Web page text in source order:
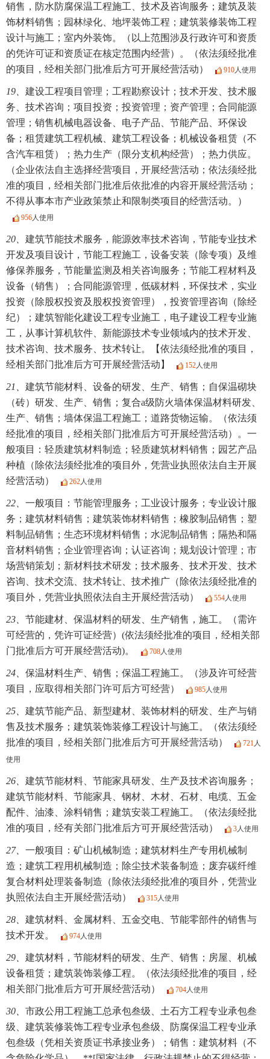
销售，防水防腐保温工程施工、技术及咨询服务；建筑及装
饰材料销售；园林绿化、地坪装饰工程；建筑装修装饰工程
设计与施工；室内外装饰。（以上范围涉及行政许可和资质
的凭许可证和资质证在核定范围内经营）。（依法须经批准
的项目，经相关部门批准后方可开展经营活动）
910 人使用
19、 建设工程项目管理；工程勘察设计；技术开发、技术服
务、技术咨询；项目投资；投资管理；资产管理；合同能源
管理；销售机械电器设备、电子产品、节能产品、环保设
备；租赁建筑工程机械、建筑工程设备；机械设备租赁（不
含汽车租赁）；热力生产（限分支机构经营）；热力供应。
（企业依法自主选择经营项目，开展经营活动；依法须经批
准的项目，经相关部门批准后依批准的内容开展经营活动；
不得从事本市产业政策禁止和限制类项目的经营活动。）
956 人使用
20、 建筑节能技术服务，能源效率技术咨询，节能专业技术
开发及项目设计，节能工程施工，设备安装（除专项）及维
修保养服务，节能量监测及相关咨询服务；节能工程材料及
设备（销售）；合同能源管理，低碳材料，环保技术，实业
投资（除股权投资及股权投资管理），投资管理咨询（除经
纪）；建筑智能化建设工程专业施工，电子建设工程专业施
工，从事计算机软件、新能源技术专业领域内的技术开发、
技术咨询、技术服务、技术转让。【依法须经批准的项目，
经相关部门批准后方可开展经营活动】
152 人使用
21、 建筑节能材料、设备的研发、生产、销售；自保温砌块
（砖）研发、生产、销售；复合a级防火墙体保温材料研发、
生产、销售；墙体保温工程施工；道路货物运输。（依法须
经批准的项目，经相关部门批准后方可开展经营活动）。一
般项目：轻质建筑材料制造；轻质建筑材料销售；园艺产品
种植（除依法须经批准的项目外，凭营业执照依法自主开展
经营活动）
262 人使用
22、 一般项目：节能管理服务；工业设计服务；专业设计服
务；建筑材料销售；建筑装饰材料销售；橡胶制品销售；塑
料制品销售；生态环境材料销售；水泥制品销售；隔热和隔
音材料销售；企业管理咨询；认证咨询；规划设计管理；市
场营销策划；新材料技术研发；技术服务、技术开发、技术
咨询、技术交流、技术转让、技术推广（除依法须经批准的
项目外，凭营业执照依法自主开展经营活动）
554 人使用
23、 节能建材、保温材料的研发、生产销售，施工。（需许
可经营的，凭许可证经营）(依法须经批准的项目，经相关部
门批准后方可开展经营活动)。
708 人使用
24、 保温材料生产、销售；保温工程施工。（涉及许可经营
项目，应取得相关部门许可后方可经营）
985 人使用
25、 建筑节能产品、新型建材、装饰材料的研发、生产与销
售及技术服务；建筑装饰装修工程设计与施工。（依法须经
批准的项目，经相关部门批准后方可开展经营活动）
721 人
使用
26、 建筑节能材料、节能家具研发、生产及技术咨询服务；
建筑节能材料、节能家具、钢材、木材、石材、电缆、五金
配件、油漆、涂料销售；建筑安装工程施工。（依法须经批
准的项目，经有关部门批准后方可开展经营活动）
3 人使用
27、 一般项目：矿山机械制造；建筑材料生产专用机械制
造；建筑工程用机械制造；除尘技术装备制造；废弃碳纤维
复合材料处理装备制造（除依法须经批准的项目外，凭营业
执照依法自主开展经营活动）
315 人使用
28、 建筑材料、金属材料、五金交电、节能零部件的销售与
技术开发。
974 人使用
29、 建筑材料，节能材料的研发、生产、销售；房屋、机械
设备租赁；建筑装饰装修工程。（依法须经批准的项目，经
相关部门批准后方可开展经营活动）
704 人使用
30、 市政公用工程施工总承包叁级、土石方工程专业承包叁
级、建筑装修装饰工程专业承包叁级、防腐保温工程专业承
包叁级（凭相关资质证书承接业务）；销售：建筑材料（不